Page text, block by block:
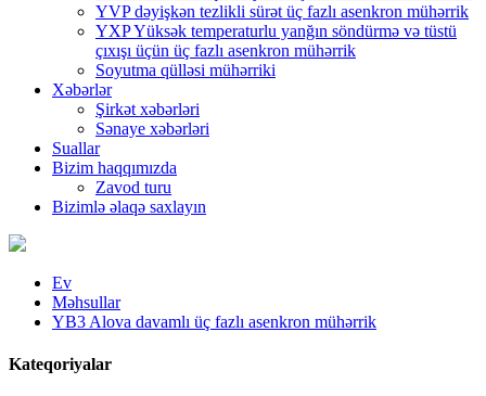
YVP dəyişkən tezlikli sürət üç fazlı asenkron mühərrik
YXP Yüksək temperaturlu yanğın söndürmə və tüstü
çıxışı üçün üç fazlı asenkron mühərrik
Soyutma qülləsi mühərriki
Xəbərlər
Şirkət xəbərləri
Sənaye xəbərləri
Suallar
Bizim haqqımızda
Zavod turu
Bizimlə əlaqə saxlayın
Ev
Məhsullar
YB3 Alova davamlı üç fazlı asenkron mühərrik
Kateqoriyalar